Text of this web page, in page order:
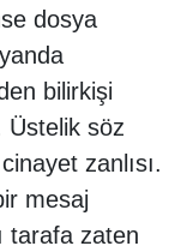
dosya
bilirkişi
Üstelik söz
zanlısı.
mesaj
tarafa zaten